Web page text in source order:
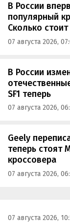
В России
популярный
Сколько
07 августа 2026,
В России
SF1 теперь
07 августа 2026,
Geely
теперь стоят
кроссовера
07 августа 2026,
07 августа 2026,